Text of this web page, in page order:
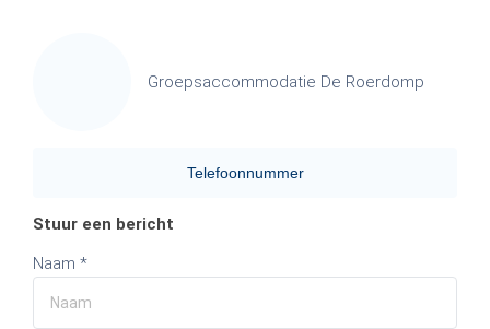
Groepsaccommodatie De Roerdomp
Telefoonnummer
Stuur een bericht
Naam *